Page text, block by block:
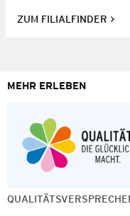
ZUM FILIALFINDER
MEHR ERLEBEN